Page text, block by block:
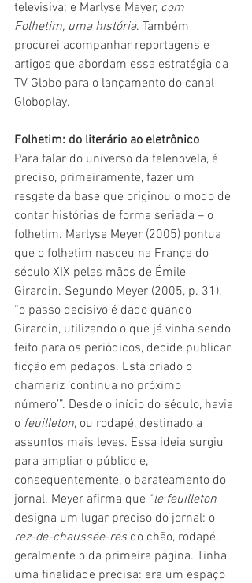
televisiva; e Marlyse Meyer, com
Folhetim, uma história. Também
procurei acompanhar reportagens e
artigos que abordam essa estratégia da
TV Globo para o lançamento do canal
Globoplay.
Folhetim: do literário ao eletrônico
Para falar do universo da telenovela, é
preciso, primeiramente, fazer um
resgate da base que originou o modo de
contar histórias de forma seriada – o
folhetim. Marlyse Meyer (2005) pontua
que o folhetim nasceu na França do
século XIX pelas mãos de Émile
Girardin. Segundo Meyer (2005, p. 31),
“o passo decisivo é dado quando
Girardin, utilizando o que já vinha sendo
feito para os periódicos, decide publicar
ficção em pedaços. Está criado o
chamariz ‘continua no próximo
número’”. Desde o início do século, havia
o feuilleton, ou rodapé, destinado a
assuntos mais leves. Essa ideia surgiu
para ampliar o público e,
consequentemente, o barateamento do
jornal. Meyer afirma que “le feuilleton
designa um lugar preciso do jornal: o
rez-de-chaussée-rés do chão, rodapé,
geralmente o da primeira página. Tinha
uma finalidade precisa: era um espaço